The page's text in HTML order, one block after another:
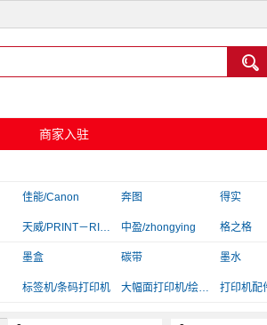

商家入驻
佳能/Canon 奔图 得实
天威/PRINT－RITE 中盈/zhongying 格之格
言鼎 映美 汉印/
标拓 富士施乐/Fuji Xerox
墨盒 碳带 墨水
标签机/条码打印机 大幅面打印机/绘图仪 打印机配